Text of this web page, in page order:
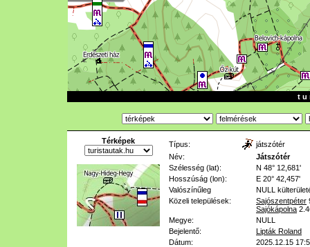
t u
Térképek Típus:
játszótér
Név:
Játszótér
Szélesség (lat):
N 48° 12,681'
Hosszúság (lon):
E 20° 42,457'
Valószínűleg
NULL
Közeli települések:
Sajószentpéter
Sajókápolna
Megye:
NULL
Bejelentő:
Lipták Roland
Dátum:
2025.12.15